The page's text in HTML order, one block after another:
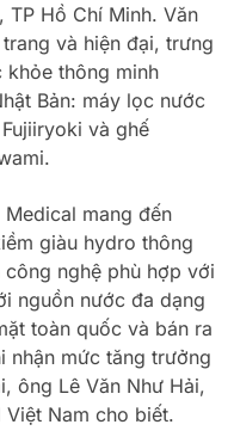
TP Hồ Chí Minh. Văn
và hiện đại, trưng
thông minh
Bản: máy lọc nước
và ghế
mang đến
giàu hydro thông
công nghệ phù hợp với
nguồn nước đa dạng
toàn quốc và bán ra
nhận mức tăng trưởng
ông Lê Văn Như Hải,
Việt Nam cho biết.